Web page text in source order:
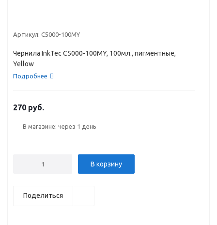
Артикул: C5000-100MY
Чернила InkTec C5000-100MY, 100мл., пигментные,
Yellow
Подробнее
270 руб.
В магазине: через 1 день
В корзину
Поделиться